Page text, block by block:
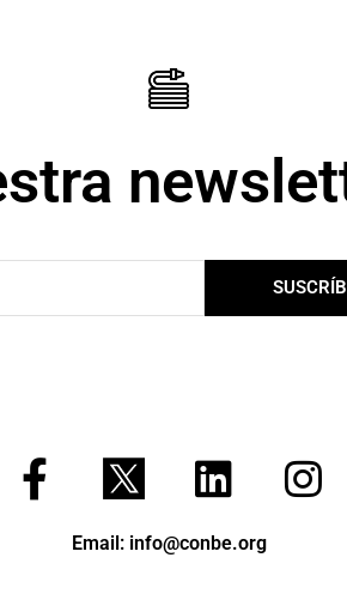
F
a
L
i
n
I
n
Email: info@conbe.org